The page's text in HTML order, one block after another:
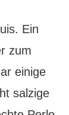
Ein
zum
einige
salzige